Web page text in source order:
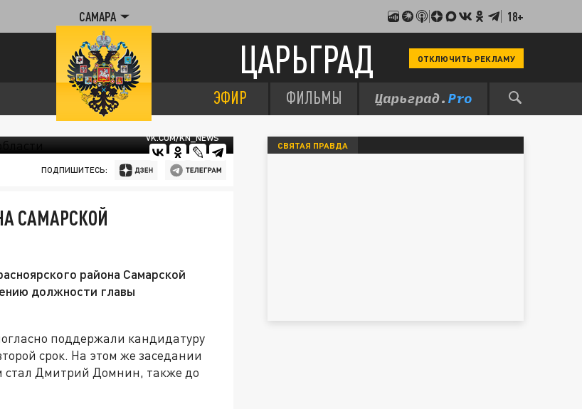
САМАРА 18+
ЦАРЬГРАД ОТКЛЮЧИТЬ РЕКЛАМУ
ЭФИР ФИЛЬМЫ
VK.COM/KN_NEWS
ПОДПИШИТЕСЬ:
САМАРСКОЙ
района Самарской
должности главы
поддержали кандидатуру
срок. На этом же заседании
стал Дмитрий Домнин, также до
СВЯТАЯ ПРАВДА